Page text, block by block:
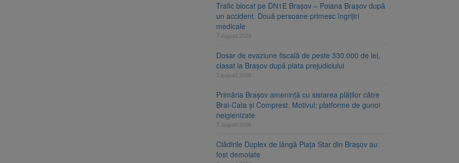
Trafic blocat pe DN1E Brașov – Poiana Brașov după
un accident. Două persoane primesc îngrijiri
medicale
7 august 2026
Dosar de evaziune fiscală de peste 330.000 de lei,
clasat la Brașov după plata prejudiciului
7 august 2026
Primăria Brașov amenință cu sistarea plăților către
Brai-Cata și Comprest. Motivul: platforme de gunoi
neigienizate
7 august 2026
Clădirile Duplex de lângă Piața Star din Brașov au
fost demolate